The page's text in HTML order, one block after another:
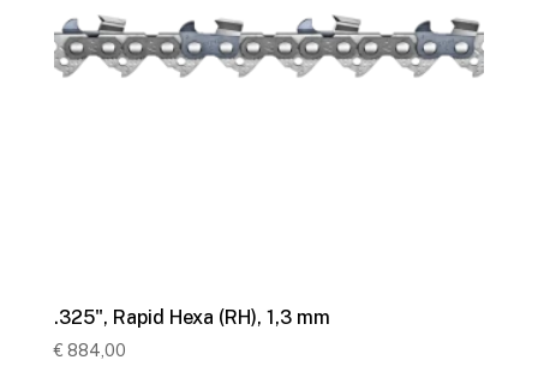
.325", Rapid Hexa (RH), 1,3 mm
€ 884,00